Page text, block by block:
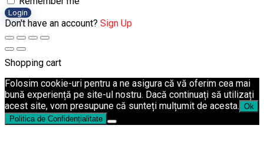
Login
Don't have an account? Sign Up
Shopping cart
Folosim cookie-uri pentru a ne asigura că vă oferim cea mai
bună experiență pe site-ul nostru. Dacă continuați să utilizați
acest site, vom presupune că sunteți mulțumit de acesta. Ok
Politica de Confidențialitate